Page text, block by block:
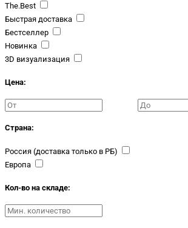
The.Best
Быстрая доставка
Бестселлер
Новинка
3D визуализация
Цена:
Страна:
Россия (доставка только в РБ)
Европа
Кол-во на складе: